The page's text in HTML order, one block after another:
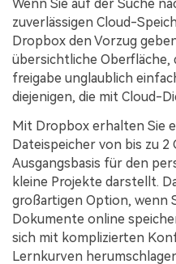
Wenn Sie auf der Suche
zuverlässigen Cloud-
Dropbox den Vorzug
übersichtliche Oberfläche,
freigabe unglaublich
diejenigen, die mit Cloud-
Mit Dropbox erhalten Sie
Dateispeicher von bis zu 2
Ausgangsbasis für den
kleine Projekte darstellt.
großartigen Option, wenn
Dokumente online
sich mit komplizierten
Lernkurven